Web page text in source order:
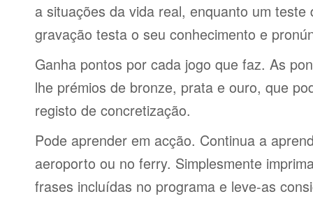
a situações da vida real, enquanto um teste
gravação testa o seu conhecimento e
Ganha pontos por cada jogo que faz. As
lhe prémios de bronze, prata e ouro, que
registo de concretização.
Pode aprender em acção. Continua a
aeroporto ou no ferry. Simplesmente
frases incluídas no programa e leve-as